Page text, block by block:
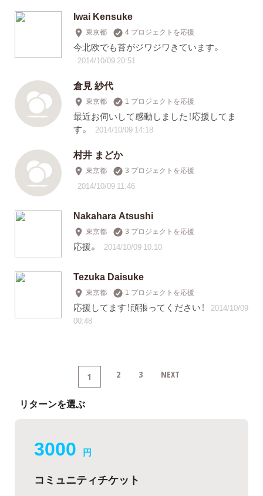
Iwai Kensuke
東京都 4 プロジェクトを応援
今北欧でも苔がジワジワきています。
2014/10/09 20:51
倉見 紗代
東京都 1 プロジェクトを応援
最近お伺いして感動しました！応援してま
す。
2014/10/09 14:18
村井 まどか
東京都 3 プロジェクトを応援
2014/10/09 11:46
Nakahara Atsushi
東京都 3 プロジェクトを応援
応援。 2014/10/09 10:10
Tezuka Daisuke
東京都 1 プロジェクトを応援
応援してます！頑張ってください！
2014/10/09
00:48
1 2 3 NEXT
リターンを選ぶ
3000 円
コミュニティチケット